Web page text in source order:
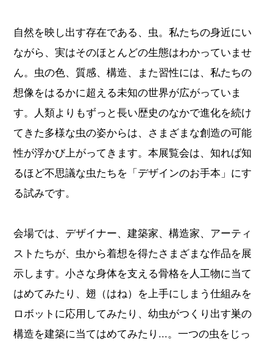
自然を映し出す存在である、虫。私たちの身近にい
ながら、実はそのほとんどの生態はわかっていませ
ん。虫の色、質感、構造、また習性には、私たちの
想像をはるかに超える未知の世界が広がっていま
す。人類よりもずっと長い歴史のなかで進化を続け
てきた多様な虫の姿からは、さまざまな創造の可能
性が浮かび上がってきます。本展覧会は、知れば知
るほど不思議な虫たちを「デザインのお手本」にす
る試みです。
会場では、デザイナー、建築家、構造家、アーティ
ストたちが、虫から着想を得たさまざまな作品を展
示します。小さな身体を支える骨格を人工物に当て
はめてみたり、翅（はね）を上手にしまう仕組みを
ロボットに応用してみたり、幼虫がつくり出す巣の
構造を建築に当てはめてみたり...。一つの虫をじっ